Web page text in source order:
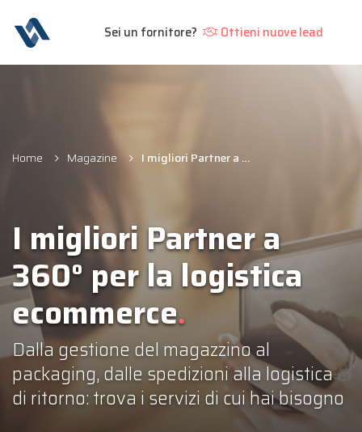
Sei un fornitore? Ottieni nuove lead
Home Magazine I migliori Partner a 360° per la logistica ecommerce
I migliori Partner a
360° per la logistica
ecommerce
Dalla gestione del magazzino al
packaging, dalle spedizioni alla logistica
di ritorno: trova i servizi di cui hai bisogno